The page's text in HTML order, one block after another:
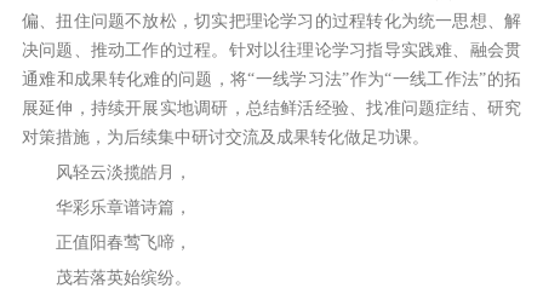
偏、扭住问题不放松，切实把理论学习的过程转化为统一思想、解
决问题、推动工作的过程。针对以往理论学习指导实践难、融会贯
通难和成果转化难的问题，将“一线学习法”作为“一线工作法”的拓
展延伸，持续开展实地调研，总结鲜活经验、找准问题症结、研究
对策措施，为后续集中研讨交流及成果转化做足功课。
风轻云淡揽皓月，
华彩乐章谱诗篇，
正值阳春莺飞啼，
茂若落英始缤纷。